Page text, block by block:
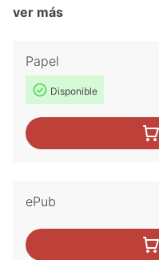
ver más
Papel
Disponible
ePub